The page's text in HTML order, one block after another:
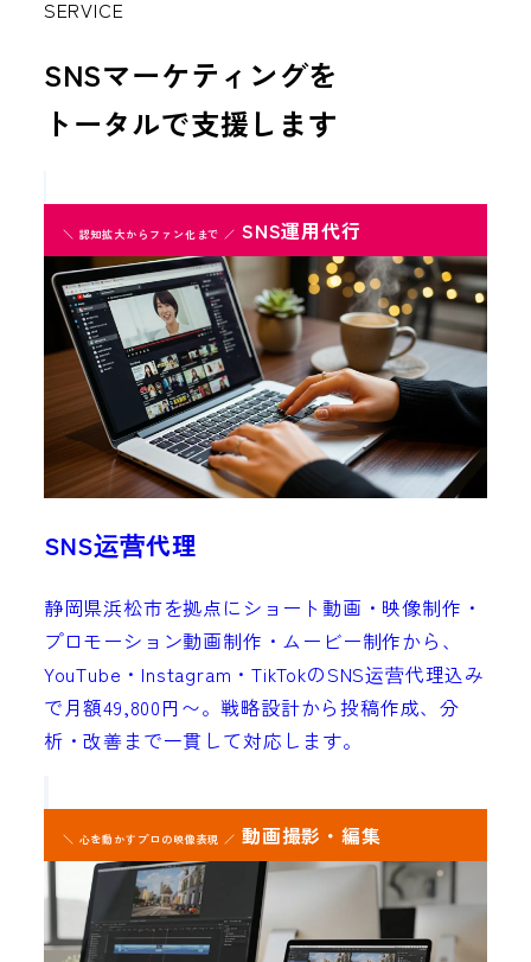
SERVICE
SNSマーケティングを
トータルで支援します
＼ 認知拡大からファン化まで ／ SNS運用代行
SNS运营代理
静岡県浜松市を拠点にショート動画・映像制作・
プロモーション動画制作・ムービー制作から、
YouTube・Instagram・TikTokのSNS运营代理込み
で月額49,800円〜。戦略設計から投稿作成、分
析・改善まで一貫して対応します。
＼ 心を動かすプロの映像表現 ／ 動画撮影・編集